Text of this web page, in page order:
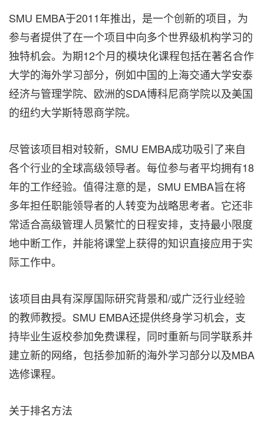
SMU EMBA于2011年推出，是一个创新的项目，为
参与者提供了在一个项目中向多个世界级机构学习的
独特机会。为期12个月的模块化课程包括在著名合作
大学的海外学习部分，例如中国的上海交通大学安泰
经济与管理学院、欧洲的SDA博科尼商学院以及美国
的纽约大学斯特恩商学院。
尽管该项目相对较新，SMU EMBA成功吸引了来自
各个行业的全球高级领导者。每位参与者平均拥有18
年的工作经验。值得注意的是，SMU EMBA旨在将
多年担任职能领导者的人转变为战略思考者。它还非
常适合高级管理人员繁忙的日程安排，支持最小限度
地中断工作，并能将课堂上获得的知识直接应用于实
际工作中。
该项目由具有深厚国际研究背景和/或广泛行业经验
的教师教授。SMU EMBA还提供终身学习机会，支
持毕业生返校参加免费课程，同时重新与同学联系并
建立新的网络，包括参加新的海外学习部分以及MBA
选修课程。
关于排名方法